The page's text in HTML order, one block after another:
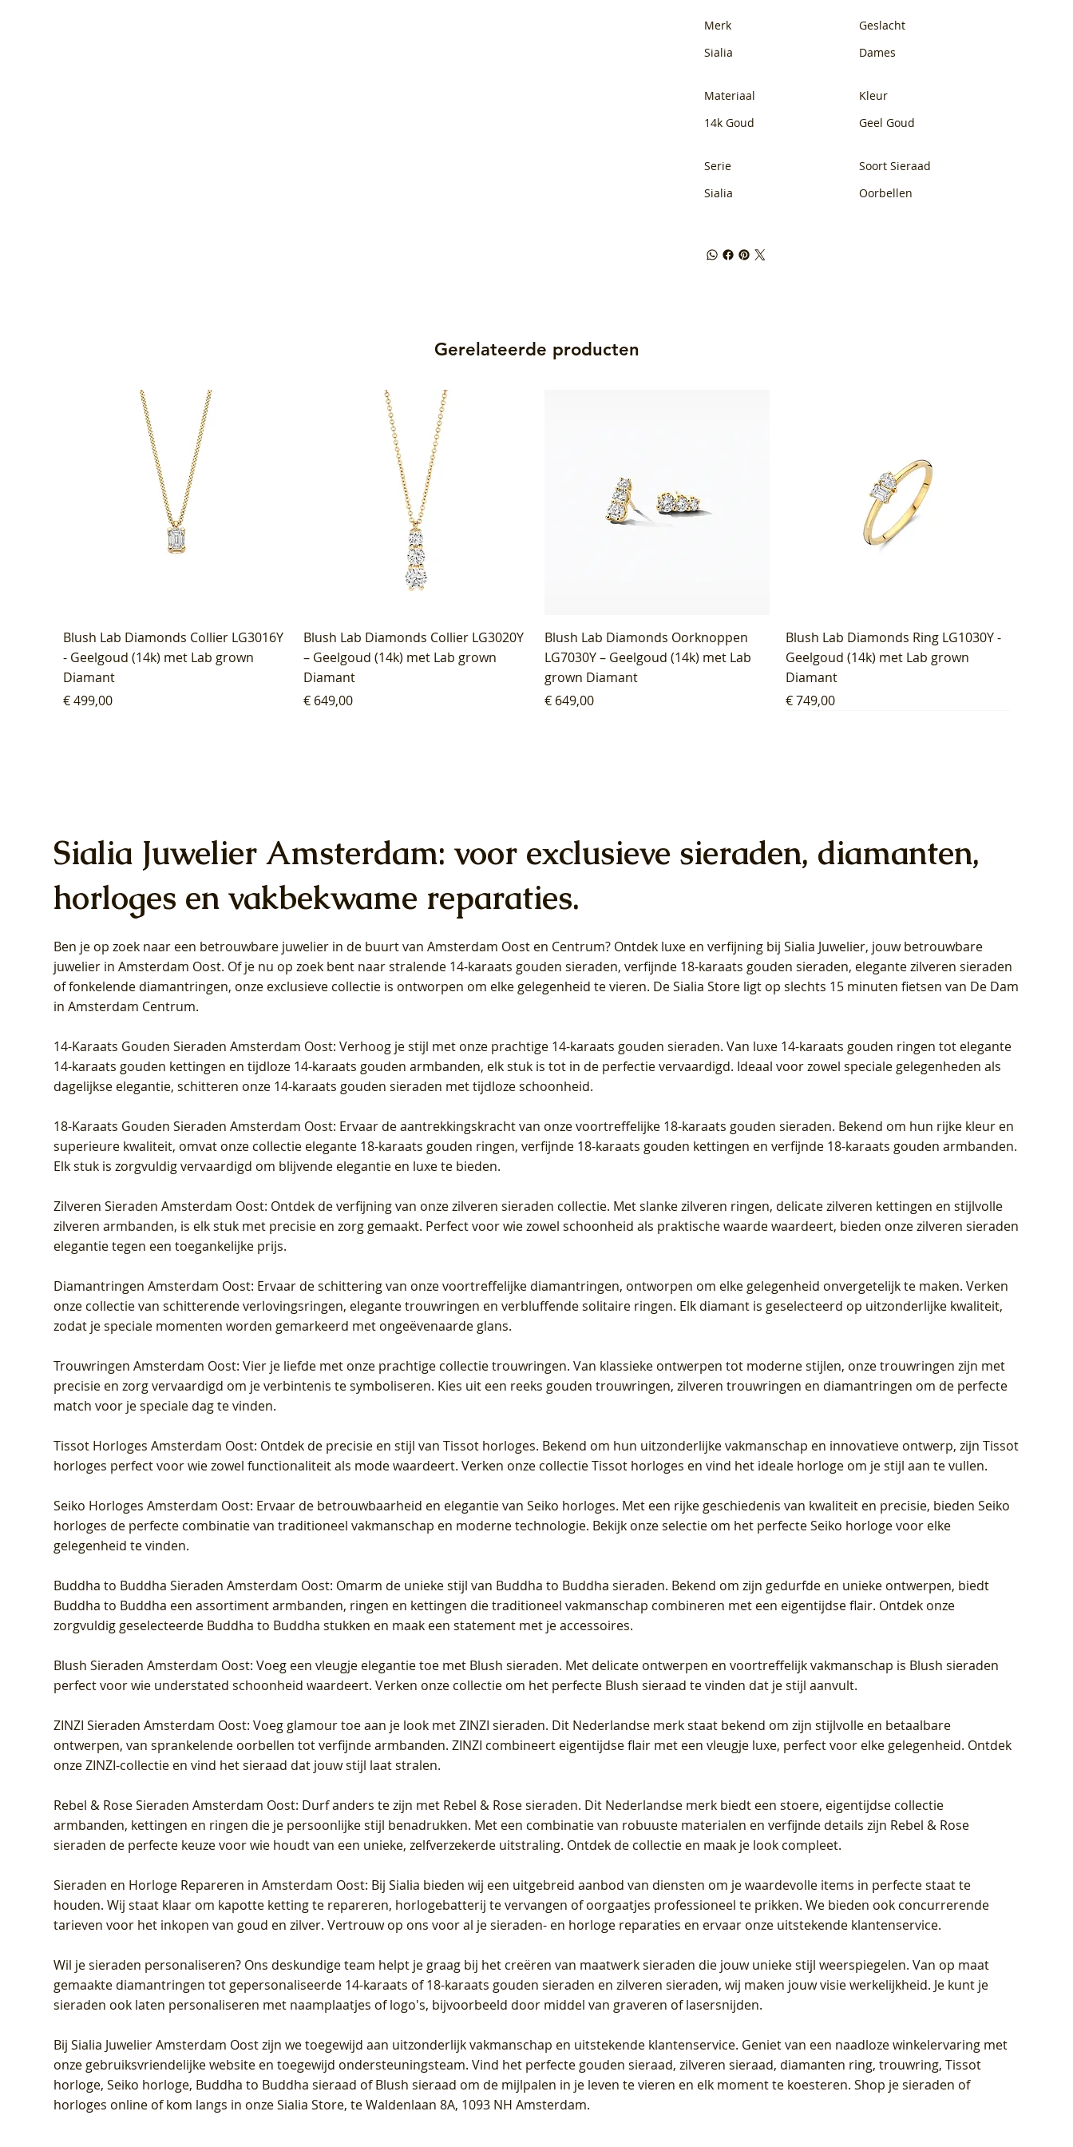
Merk
Sialia
Geslacht
Dames
Materiaal
14k Goud
Kleur
Geel Goud
Serie
Sialia
Soort Sieraad
Oorbellen
Gerelateerde producten
Blush Lab Diamonds Collier LG3016Y
- Geelgoud (14k) met Lab grown
Diamant
Prijs
€ 499,00
Blush Lab Diamonds Collier LG3020Y
– Geelgoud (14k) met Lab grown
Diamant
Prijs
€ 649,00
Blush Lab Diamonds Oorknoppen
LG7030Y – Geelgoud (14k) met Lab
grown Diamant
Prijs
€ 649,00
Blush Lab Diamonds Ring LG1030Y -
Geelgoud (14k) met Lab grown
Diamant
Prijs
€ 749,00
Blush Lab Diamonds Oorhangers
LG9006Y/S - Geelgoud (14k) met Lab
grown Diamant
Blush Lab Diamonds Oorhangers
LG9007Y/S - Geelgoud (14k) met Lab
grown Diamant
Blush Lab Diamonds Ring LG1028Y -
Geelgoud (14k) met Lab grown
Diamant
Blush Lab Diamonds Collier LG3014Y
- Geelgoud (14k) met Lab grown
Diamant
Blush Lab Diamonds Collier LG3019Y
– Geelgoud (14k) met Lab grown
Diamant
Blush Lab Diamonds Ring LG1042Y –
Geelgoud (14k) met Lab grown
Diamant
Blush Lab Diamonds Oorknoppen
LG7027Y - Geelgoud (14k) met Lab
grown Diamant
Blush Lab Diamonds Ring LG1029Y -
Geelgoud (14k) met Lab grown
Diamant
Blush Lab Diamonds Ring LG1031Y -
Geelgoud (14k) met Lab grown
Diamant
Blush Lab Diamonds Ring LG1044Y –
Geelgoud (14k) met Lab grown
Diamant
Blush Lab Diamonds Oorknoppen
LG7026Y - Geelgoud (14k) met Lab
grown Diamant
Blush Lab Diamonds Oorknoppen
LG7033Y – Geelgoud (14k) met Lab
grown Diamant
Sialia Juwelier Amsterdam: voor exclusieve sieraden, diamanten,
horloges en vakbekwame reparaties.
Ben je op zoek naar een betrouwbare juwelier in de buurt van Amsterdam Oost en Centrum? Ontdek luxe en verfijning bij Sialia Juwelier, jouw betrouwbare
juwelier in Amsterdam Oost. Of je nu op zoek bent naar stralende 14-karaats gouden sieraden, verfijnde 18-karaats gouden sieraden, elegante zilveren sieraden
of fonkelende diamantringen, onze exclusieve collectie is ontworpen om elke gelegenheid te vieren. De Sialia Store ligt op slechts 15 minuten fietsen van De Dam
in Amsterdam Centrum.
14-Karaats Gouden Sieraden Amsterdam Oost: Verhoog je stijl met onze prachtige 14-karaats gouden sieraden. Van luxe 14-karaats gouden ringen tot elegante
14-karaats gouden kettingen en tijdloze 14-karaats gouden armbanden, elk stuk is tot in de perfectie vervaardigd. Ideaal voor zowel speciale gelegenheden als
dagelijkse elegantie, schitteren onze 14-karaats gouden sieraden met tijdloze schoonheid.
18-Karaats Gouden Sieraden Amsterdam Oost: Ervaar de aantrekkingskracht van onze voortreffelijke 18-karaats gouden sieraden. Bekend om hun rijke kleur en
superieure kwaliteit, omvat onze collectie elegante 18-karaats gouden ringen, verfijnde 18-karaats gouden kettingen en verfijnde 18-karaats gouden armbanden.
Elk stuk is zorgvuldig vervaardigd om blijvende elegantie en luxe te bieden.
Zilveren Sieraden Amsterdam Oost: Ontdek de verfijning van onze zilveren sieraden collectie. Met slanke zilveren ringen, delicate zilveren kettingen en stijlvolle
zilveren armbanden, is elk stuk met precisie en zorg gemaakt. Perfect voor wie zowel schoonheid als praktische waarde waardeert, bieden onze zilveren sieraden
elegantie tegen een toegankelijke prijs.
Diamantringen Amsterdam Oost: Ervaar de schittering van onze voortreffelijke diamantringen, ontworpen om elke gelegenheid onvergetelijk te maken. Verken
onze collectie van schitterende verlovingsringen, elegante trouwringen en verbluffende solitaire ringen. Elk diamant is geselecteerd op uitzonderlijke kwaliteit,
zodat je speciale momenten worden gemarkeerd met ongeëvenaarde glans.
Trouwringen Amsterdam Oost: Vier je liefde met onze prachtige collectie trouwringen. Van klassieke ontwerpen tot moderne stijlen, onze trouwringen zijn met
precisie en zorg vervaardigd om je verbintenis te symboliseren. Kies uit een reeks gouden trouwringen, zilveren trouwringen en diamantringen om de perfecte
match voor je speciale dag te vinden.
Tissot Horloges Amsterdam Oost: Ontdek de precisie en stijl van Tissot horloges. Bekend om hun uitzonderlijke vakmanschap en innovatieve ontwerp, zijn Tissot
horloges perfect voor wie zowel functionaliteit als mode waardeert. Verken onze collectie Tissot horloges en vind het ideale horloge om je stijl aan te vullen.
Seiko Horloges Amsterdam Oost: Ervaar de betrouwbaarheid en elegantie van Seiko horloges. Met een rijke geschiedenis van kwaliteit en precisie, bieden Seiko
horloges de perfecte combinatie van traditioneel vakmanschap en moderne technologie. Bekijk onze selectie om het perfecte Seiko horloge voor elke
gelegenheid te vinden.
Buddha to Buddha Sieraden Amsterdam Oost: Omarm de unieke stijl van Buddha to Buddha sieraden. Bekend om zijn gedurfde en unieke ontwerpen, biedt
Buddha to Buddha een assortiment armbanden, ringen en kettingen die traditioneel vakmanschap combineren met een eigentijdse flair. Ontdek onze
zorgvuldig geselecteerde Buddha to Buddha stukken en maak een statement met je accessoires.
Blush Sieraden Amsterdam Oost: Voeg een vleugje elegantie toe met Blush sieraden. Met delicate ontwerpen en voortreffelijk vakmanschap is Blush sieraden
perfect voor wie understated schoonheid waardeert. Verken onze collectie om het perfecte Blush sieraad te vinden dat je stijl aanvult.
ZINZI Sieraden Amsterdam Oost: Voeg glamour toe aan je look met ZINZI sieraden. Dit Nederlandse merk staat bekend om zijn stijlvolle en betaalbare
ontwerpen, van sprankelende oorbellen tot verfijnde armbanden. ZINZI combineert eigentijdse flair met een vleugje luxe, perfect voor elke gelegenheid. Ontdek
onze ZINZI-collectie en vind het sieraad dat jouw stijl laat stralen.
Rebel & Rose Sieraden Amsterdam Oost: Durf anders te zijn met Rebel & Rose sieraden. Dit Nederlandse merk biedt een stoere, eigentijdse collectie
armbanden, kettingen en ringen die je persoonlijke stijl benadrukken. Met een combinatie van robuuste materialen en verfijnde details zijn Rebel & Rose
sieraden de perfecte keuze voor wie houdt van een unieke, zelfverzekerde uitstraling. Ontdek de collectie en maak je look compleet.
Sieraden en Horloge Repareren in Amsterdam Oost: Bij Sialia bieden wij een uitgebreid aanbod van diensten om je waardevolle items in perfecte staat te
houden. Wij staat klaar om kapotte ketting te repareren, horlogebatterij te vervangen of oorgaatjes professioneel te prikken. We bieden ook concurrerende
tarieven voor het inkopen van goud en zilver. Vertrouw op ons voor al je sieraden- en horloge reparaties en ervaar onze uitstekende klantenservice.
Wil je sieraden personaliseren? Ons deskundige team helpt je graag bij het creëren van maatwerk sieraden die jouw unieke stijl weerspiegelen. Van op maat
gemaakte diamantringen tot gepersonaliseerde 14-karaats of 18-karaats gouden sieraden en zilveren sieraden, wij maken jouw visie werkelijkheid. Je kunt je
sieraden ook laten personaliseren met naamplaatjes of logo's, bijvoorbeeld door middel van graveren of lasersnijden.
BijSialia Juwelier Amsterdam Oostzijn we toegewijd aan uitzonderlijk vakmanschap en uitstekende klantenservice. Geniet van een naadloze winkelervaring met
onze gebruiksvriendelijke website en toegewijd ondersteuningsteam. Vind het perfecte gouden sieraad, zilveren sieraad, diamanten ring, trouwring, Tissot
horloge, Seiko horloge, Buddha to Buddha sieraad of Blush sieraad om de mijlpalen in je leven te vieren en elk moment te koesteren. Shop je sieraden of
horloges online of kom langs in onze Sialia Store, te Waldenlaan 8A, 1093 NH Amsterdam.